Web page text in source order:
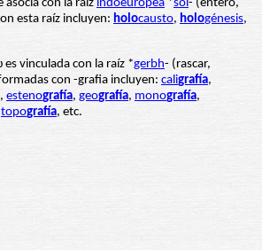
asocia con la raíz indoeuropea *sol- (entero,
esta raíz incluyen: holocausto, hologénesis,
vinculada con la raíz *gerbh- (rascar,
con -grafia incluyen: caligrafía,
, estenografía, geografía, monografía,
topografía, etc.